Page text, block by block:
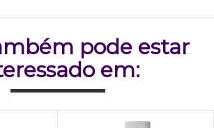
pode estar
em: